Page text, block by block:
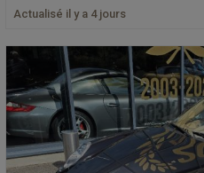
Actualisé il y a 4 jours